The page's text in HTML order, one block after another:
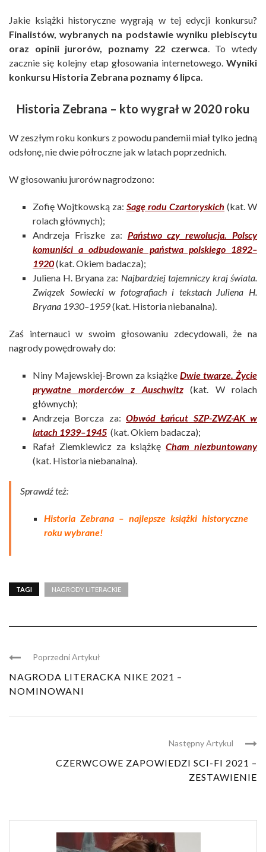
Jakie książki historyczne wygrają w tej edycji konkursu?
Finalistów, wybranych na podstawie wyniku plebiscytu
oraz opinii jurorów, poznamy 22 czerwca. To wtedy
zacznie się kolejny etap głosowania internetowego. Wyniki
konkursu Historia Zebrana poznamy 6 lipca.
Historia Zebrana – kto wygrał w 2020 roku
W zeszłym roku konkurs z powodu pandemii miał tylko jedną
odsłonę, nie dwie półroczne jak w latach poprzednich.
W głosowaniu jurorów nagrodzono:
Zofię Wojtkowską za: Sagę rodu Czartoryskich (kat. W
rolach głównych);
Andrzeja Friszke za: Państwo czy rewolucja. Polscy
komuniści a odbudowanie państwa polskiego 1892–
1920(kat. Okiem badacza);
Juliena H. Bryana za: Najbardziej tajemniczy kraj świata.
Związek Sowiecki w fotografiach i tekstach Juliena H.
Bryana 1930–1959(kat. Historia niebanalna).
Zaś internauci w swoim głosowaniu zdecydowali, że na
nagrody powędrowały do:
Niny Majewskiej-Brown za książkeDwie twarze. Życie
prywatne morderców z Auschwitz(kat. W rolach
głównych);
Andrzeja Borcza za: Obwód Łańcut SZP-ZWZ-AK w
latach 1939–1945 (kat. Okiem badacza);
Rafał Ziemkiewicz za książkęCham niezbuntowany
(kat. Historia niebanalna).
Sprawdź też:
Historia Zebrana – najlepsze książki historyczne
roku wybrane!
TAGI NAGRODY LITERACKIE
Poprzedni Artykuł
NAGRODA LITERACKA NIKE 2021 –
NOMINOWANI
Następny Artykul
CZERWCOWE ZAPOWIEDZI SCI-FI 2021 –
ZESTAWIENIE